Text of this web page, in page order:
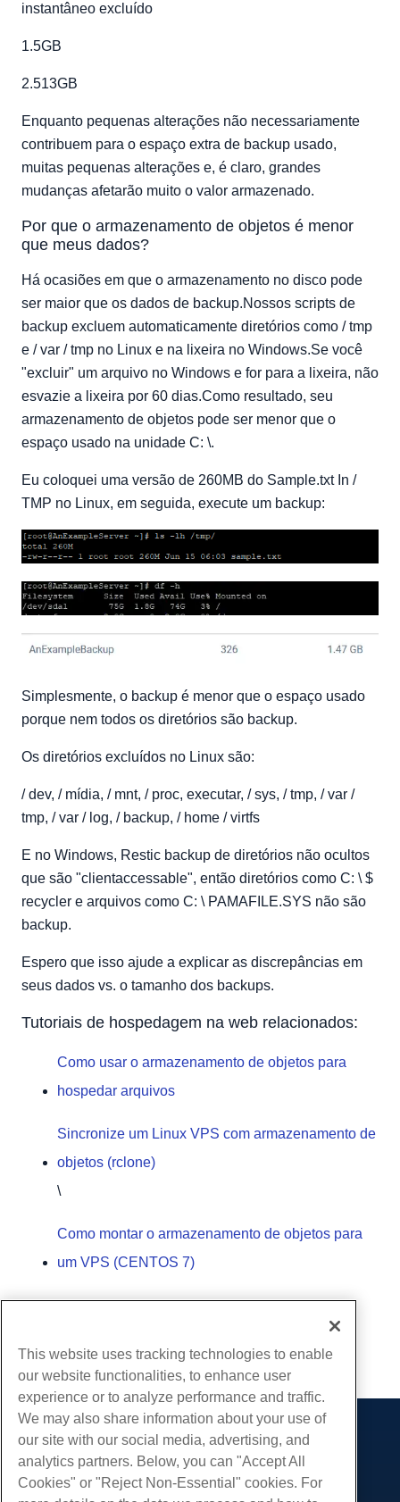
instantâneo excluído
1.5GB
2.513GB
Enquanto pequenas alterações não necessariamente
contribuem para o espaço extra de backup usado,
muitas pequenas alterações e, é claro, grandes
mudanças afetarão muito o valor armazenado.
Por que o armazenamento de objetos é menor
que meus dados?
Há ocasiões em que o armazenamento no disco pode
ser maior que os dados de backup.Nossos scripts de
backup excluem automaticamente diretórios como / tmp
e / var / tmp no Linux e na lixeira no Windows.Se você
"excluir" um arquivo no Windows e for para a lixeira, não
esvazie a lixeira por 60 dias.Como resultado, seu
armazenamento de objetos pode ser menor que o
espaço usado na unidade C: \.
Eu coloquei uma versão de 260MB do Sample.txt In /
TMP no Linux, em seguida, execute um backup:
Simplesmente, o backup é menor que o espaço usado
porque nem todos os diretórios são backup.
Os diretórios excluídos no Linux são:
/ dev, / mídia, / mnt, / proc, executar, / sys, / tmp, / var /
tmp, / var / log, / backup, / home / virtfs
E no Windows, Restic backup de diretórios não ocultos
que são "clientaccessable", então diretórios como C: \ $
recycler e arquivos como C: \ PAMAFILE.SYS não são
backup.
Espero que isso ajude a explicar as discrepâncias em
seus dados vs. o tamanho dos backups.
Tutoriais de hospedagem na web relacionados:
Como usar o armazenamento de objetos para
hospedar arquivos
Sincronize um Linux VPS com armazenamento de
objetos (rclone)
\
Como montar o armazenamento de objetos para
um VPS (CENTOS 7)
cópia de URL
Produtos
Hospedagem na web
Hospedagem Empresarial
Serviços
This website uses tracking technologies to enable
our website functionalities, to enhance user
experience or to analyze performance and traffic.
We may also share information about your use of
our site with our social media, advertising, and
analytics partners. Below, you can "Accept All
Cookies" or "Reject Non-Essential" cookies. For